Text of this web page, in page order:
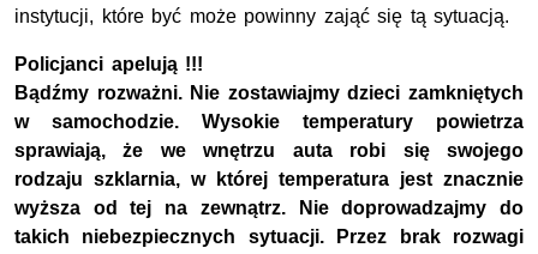
instytucji, które być może powinny zająć się tą sytuacją.
Policjanci apelują !!!
Bądźmy rozważni. Nie zostawiajmy dzieci zamkniętych
w samochodzie. Wysokie temperatury powietrza
sprawiają, że we wnętrzu auta robi się swojego
rodzaju szklarnia, w której temperatura jest znacznie
wyższa od tej na zewnątrz. Nie doprowadzajmy do
takich niebezpiecznych sytuacji. Przez brak rozwagi